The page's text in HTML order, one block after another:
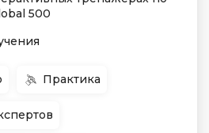
500
Практика